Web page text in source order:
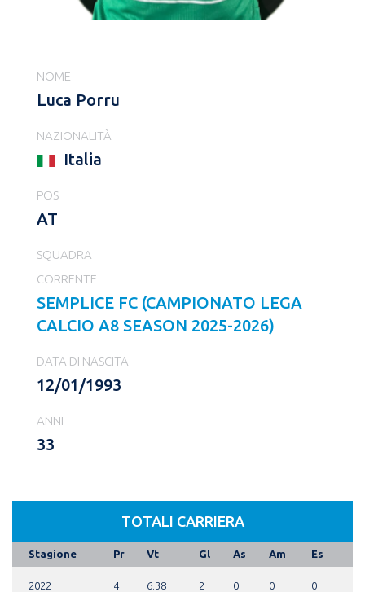
NOME
Luca Porru
NAZIONALITÀ
Italia
POS
AT
SQUADRA
CORRENTE
SEMPLICE FC (CAMPIONATO LEGA
CALCIO A8 SEASON 2025-2026)
DATA DI NASCITA
12/01/1993
ANNI
33
TOTALI CARRIERA
Stagione Pr Vt Gl As Am Es
2022 4 6.38 2 0 0 0